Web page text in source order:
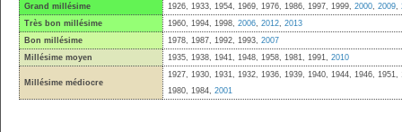
Grand millésime
1926, 1933, 1954, 1969, 1976, 1986, 1997, 1999, 2000, 2009,
Très bon millésime
1960, 1994, 1998, 2006, 2012, 2013
Bon millésime
1978, 1987, 1992, 1993, 2007
Millésime moyen
1935, 1938, 1941, 1948, 1958, 1981, 1991, 2010
Millésime médiocre
1927, 1930, 1931, 1932, 1936, 1939, 1940, 1944, 1946,
1980, 1984, 2001